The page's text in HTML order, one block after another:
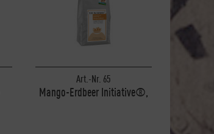
Art.-Nr. 65
Mango-Erdbeer Initiative®,